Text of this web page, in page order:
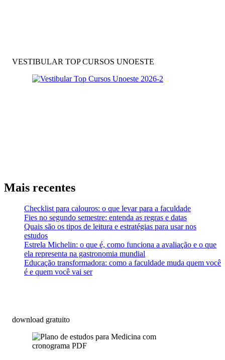
VESTIBULAR TOP CURSOS UNOESTE
Mais recentes
Checklist para calouros: o que levar para a faculdade
Fies no segundo semestre: entenda as regras e datas
Quais são os tipos de leitura e estratégias para usar nos
estudos
Estrela Michelin: o que é, como funciona a avaliação e o que
ela representa na gastronomia mundial
Educação transformadora: como a faculdade muda quem você
é e quem você vai ser
download gratuito